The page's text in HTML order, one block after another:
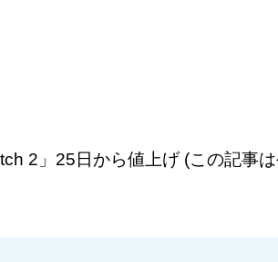
2」25日から値上げ (この記事